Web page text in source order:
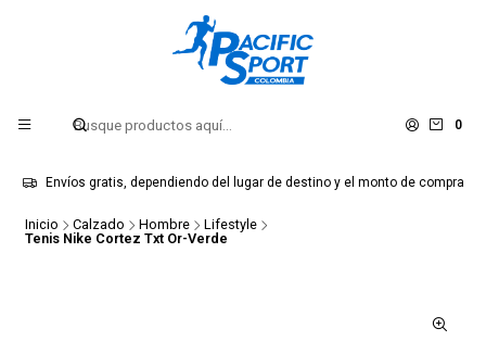
0
Envíos gratis, dependiendo del lugar de destino y el monto de compra
Inicio Calzado Hombre
Lifestyle
Tenis Nike Cortez Txt Or-Verde